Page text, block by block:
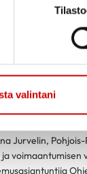
valintani
kaikille
Jurvelin,